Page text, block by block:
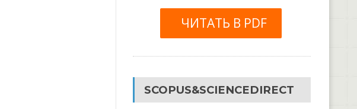
ЧИТАТЬ В PDF
SCOPUS&SCIENCEDIRECT